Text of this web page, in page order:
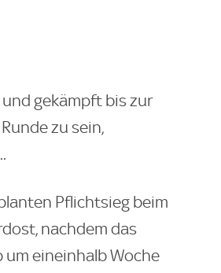
gekämpft bis zur
zu sein,
Pflichtsieg beim
nachdem das
um eineinhalb Woche